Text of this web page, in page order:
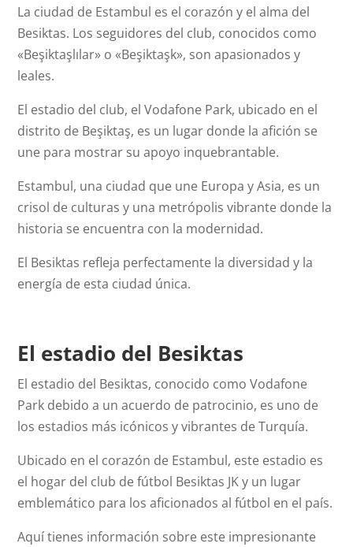
La ciudad de Estambul es el corazón y el alma del
Besiktas. Los seguidores del club, conocidos como
«Beşiktaşlılar» o «Beşiktaşk», son apasionados y
leales.
El estadio del club, el Vodafone Park, ubicado en el
distrito de Beşiktaş, es un lugar donde la afición se
une para mostrar su apoyo inquebrantable.
Estambul, una ciudad que une Europa y Asia, es un
crisol de culturas y una metrópolis vibrante donde la
historia se encuentra con la modernidad.
El Besiktas refleja perfectamente la diversidad y la
energía de esta ciudad única.
El estadio del Besiktas
El estadio del Besiktas, conocido como Vodafone
Park debido a un acuerdo de patrocinio, es uno de
los estadios más icónicos y vibrantes de Turquía.
Ubicado en el corazón de Estambul, este estadio es
el hogar del club de fútbol Besiktas JK y un lugar
emblemático para los aficionados al fútbol en el país.
Aquí tienes información sobre este impresionante